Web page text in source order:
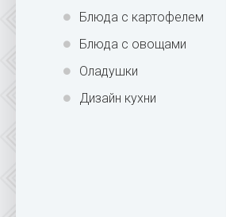
Блюда с картофелем
Блюда с овощами
Оладушки
Дизайн кухни